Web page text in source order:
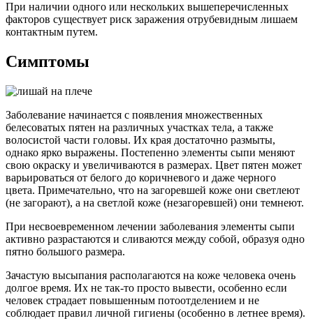
При наличии одного или нескольких вышеперечисленных
факторов существует риск заражения отрубевидным лишаем
контактным путем.
Симптомы
Заболевание начинается с появления множественных
белесоватых пятен на различных участках тела, а также
волосистой части головы. Их края достаточно размыты,
однако ярко выражены. Постепенно элементы сыпи меняют
свою окраску и увеличиваются в размерах. Цвет пятен может
варьироваться от белого до коричневого и даже черного
цвета. Примечательно, что на загоревшей коже они светлеют
(не загорают), а на светлой коже (незагоревшей) они темнеют.
При несвоевременном лечении заболевания элементы сыпи
активно разрастаются и сливаются между собой, образуя одно
пятно большого размера.
Зачастую высыпания располагаются на коже человека очень
долгое время. Их не так-то просто вывести, особенно если
человек страдает повышенным потоотделением и не
соблюдает правил личной гигиены (особенно в летнее время).